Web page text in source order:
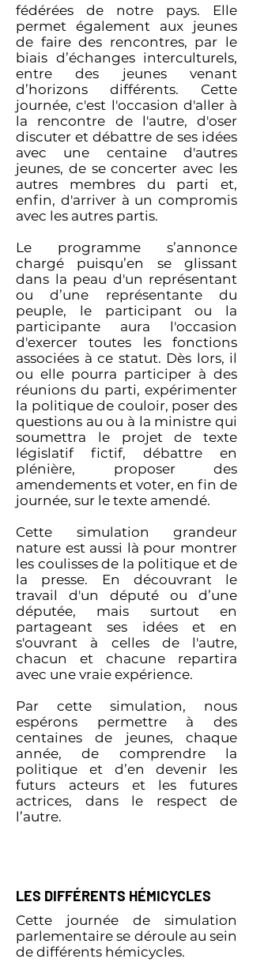
fédérées de notre pays. Elle
permet également aux jeunes
de faire des rencontres, par le
biais d’échanges interculturels,
entre des jeunes venant
d’horizons différents. Cette
journée, c'est l'occasion d'aller à
la rencontre de l'autre, d'oser
discuter et débattre de ses idées
avec une centaine d'autres
jeunes, de se concerter avec les
autres membres du parti et,
enfin, d'arriver à un compromis
avec les autres partis.
Le programme s’annonce
chargé puisqu’en se glissant
dans la peau d'un représentant
ou d’une représentante du
peuple, le participant ou la
participante aura l'occasion
d'exercer toutes les fonctions
associées à ce statut. Dès lors, il
ou elle pourra participer à des
réunions du parti, expérimenter
la politique de couloir, poser des
questions au ou à la ministre qui
soumettra le projet de texte
législatif fictif, débattre en
plénière, proposer des
amendements et voter, en fin de
journée, sur le texte amendé.
Cette simulation grandeur
nature est aussi là pour montrer
les coulisses de la politique et de
la presse. En découvrant le
travail d'un député ou d’une
députée, mais surtout en
partageant ses idées et en
s'ouvrant à celles de l'autre,
chacun et chacune repartira
avec une vraie expérience.
Par cette simulation, nous
espérons permettre à des
centaines de jeunes, chaque
année, de comprendre la
politique et d’en devenir les
futurs acteurs et les futures
actrices, dans le respect de
l’autre.
LES DIFFÉRENTS HÉMICYCLES
Cette journée de simulation
parlementaire se déroule au sein
de différents hémicycles.